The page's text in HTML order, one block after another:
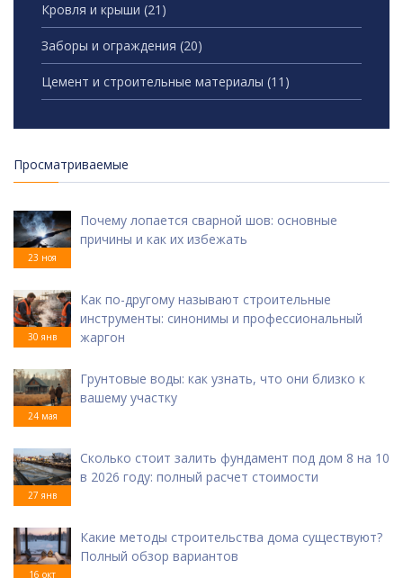
Кровля и крыши (21)
Заборы и ограждения (20)
Цемент и строительные материалы (11)
Просматриваемые
23 ноя
Почему лопается сварной шов: основные
причины и как их избежать
30 янв
Как по-другому называют строительные
инструменты: синонимы и профессиональный
жаргон
24 мая
Грунтовые воды: как узнать, что они близко к
вашему участку
27 янв
Сколько стоит залить фундамент под дом 8 на 10
в 2026 году: полный расчет стоимости
16 окт
Какие методы строительства дома существуют?
Полный обзор вариантов